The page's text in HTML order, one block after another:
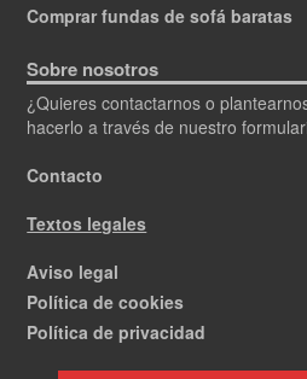
Comprar fundas de sofá baratas
Sobre nosotros
¿Quieres contactarnos o
hacerlo a través de nuestro
Contacto
Textos legales
Aviso legal
Política de cookies
Política de privacidad